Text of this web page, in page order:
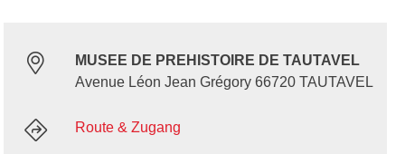
MUSEE DE PREHISTOIRE DE TAUTAVEL
Avenue Léon Jean Grégory 66720 TAUTAVEL
Route & Zugang